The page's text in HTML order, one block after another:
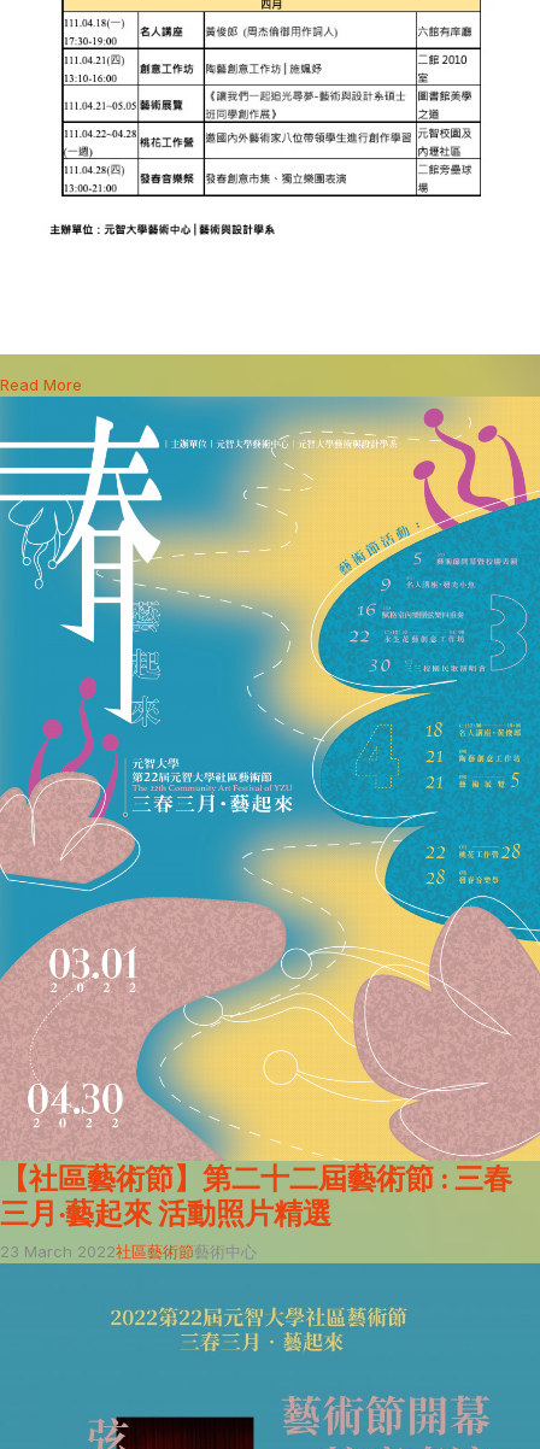
Read More
【社區藝術節】第二十二屆藝術節 : 三春
三月‧藝起來 活動照片精選
23 March 2022社區藝術節藝術中心